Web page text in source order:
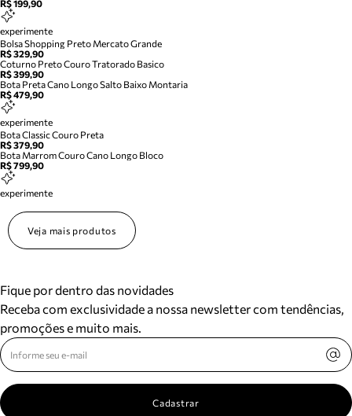
R$ 199,90
experimente
Bolsa Shopping Preto Mercato Grande
R$ 329,90
Coturno Preto Couro Tratorado Basico
R$ 399,90
Bota Preta Cano Longo Salto Baixo Montaria
R$ 479,90
experimente
Bota Classic Couro Preta
R$ 379,90
Bota Marrom Couro Cano Longo Bloco
R$ 799,90
experimente
Veja mais produtos
Fique por dentro das novidades
Receba com exclusividade a nossa newsletter com tendências,
promoções e muito mais.
Cadastrar